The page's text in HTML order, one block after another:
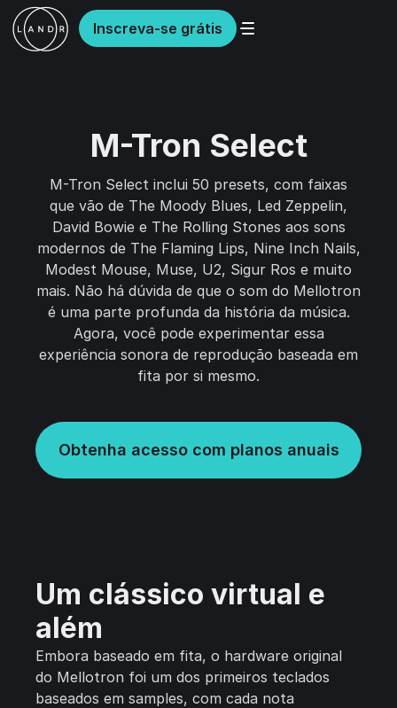
Inscreva-se grátis
M-Tron Select
M-Tron Select inclui 50 presets, com faixas
que vão de The Moody Blues, Led Zeppelin,
David Bowie e The Rolling Stones aos sons
modernos de The Flaming Lips, Nine Inch Nails,
Modest Mouse, Muse, U2, Sigur Ros e muito
mais. Não há dúvida de que o som do Mellotron
é uma parte profunda da história da música.
Agora, você pode experimentar essa
experiência sonora de reprodução baseada em
fita por si mesmo.
Obtenha acesso com planos anuais
Um clássico virtual e
além
Embora baseado em fita, o hardware original
do Mellotron foi um dos primeiros teclados
baseados em samples, com cada nota